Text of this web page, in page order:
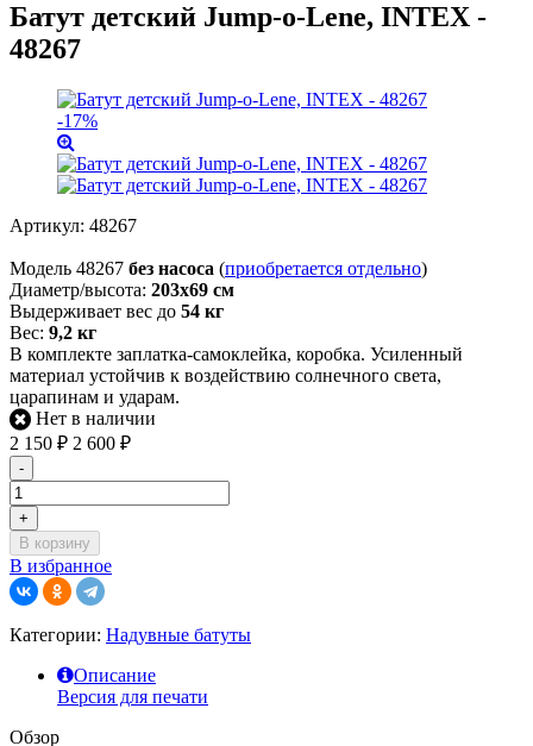
Батут детский Jump-o-Lene, INTEX -
48267
-17%
Артикул: 48267
Модель 48267 без насоса (приобретается отдельно)
Диаметр/высота: 203х69 см
Выдерживает вес до 54 кг
Вес: 9,2 кг
В комплекте заплатка-самоклейка, коробка. Усиленный
материал устойчив к воздействию солнечного света,
царапинам и ударам.
Нет в наличии
2 150 ₽ 2 600 ₽
-
+
В корзину
В избранное
Категории: Надувные батуты
Описание
Версия для печати
Обзор